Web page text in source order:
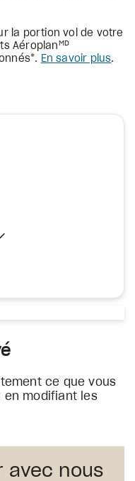
la portion vol de votre
Aéroplan MD
En savoir plus.
ce que vous
en modifiant les
avec nous